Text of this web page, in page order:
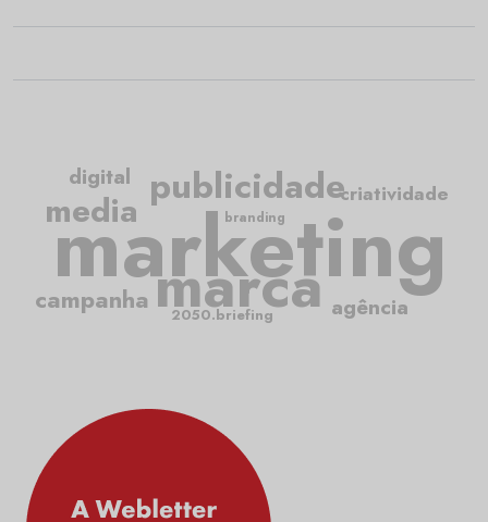
marketing
publicidade
marca
criatividade
campanha
media
agência
digital
2050.briefing
branding